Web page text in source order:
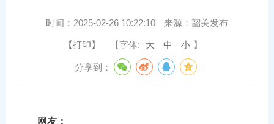
时间： 2025-02-26 10:22:10 来源： 韶关发布
【打印】 【字体: 大 中 小 】
分享到：
网友：